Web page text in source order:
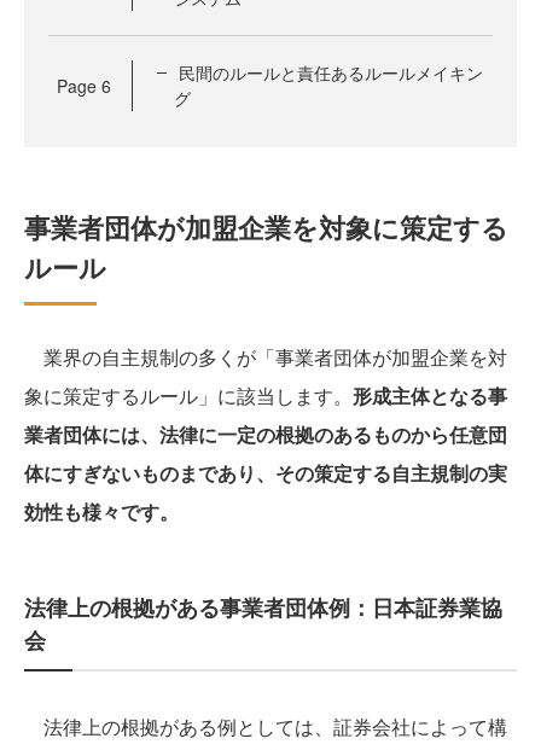
Page 6
民間のルールと責任あるルールメイキン
グ
事業者団体が加盟企業を対象に策定する
ルール
業界の自主規制の多くが「事業者団体が加盟企業を対
象に策定するルール」に該当します。 形成主体となる事
業者団体には、法律に一定の根拠のあるものから任意団
体にすぎないものまであり、その策定する自主規制の実
効性も様々です。
法律上の根拠がある事業者団体例：日本証券業協
会
法律上の根拠がある例としては、証券会社によって構